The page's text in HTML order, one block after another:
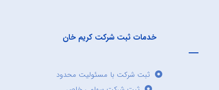
خدمات ثبت شرکت کریم خان
ثبت شرکت با مسئولیت محدود